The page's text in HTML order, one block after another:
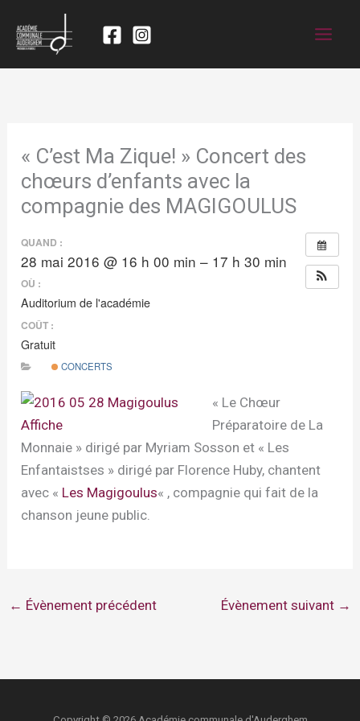
« C’est Ma Zique! » Concert des
chœurs d’enfants avec la
compagnie des MAGIGOULUS
QUAND :
28 mai 2016 @ 16 h 00 min – 17 h 30 min
OÙ :
Auditorium de l'académie
COÛT :
Gratuit
CONCERTS
« Le Chœur
Préparatoire de La
Monnaie » dirigé par Myriam Sosson et « Les
Enfantaistses » dirigé par Florence Huby, chantent
avec « Les Magigoulus« , compagnie qui fait de la
chanson jeune public.
← Évènement précédent Évènement suivant →